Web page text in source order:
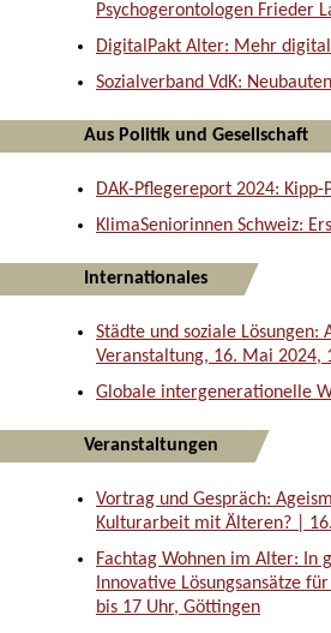
Psychogerontologen Frieder
DigitalPakt Alter: Mehr
Sozialverband VdK:
Aus Politik und Gesellschaft
DAK-Pflegereport 2024:
KlimaSeniorinnen Schweiz:
Internationales
Städte und soziale
Veranstaltung, 16. Mai 2024,
Globale intergenerationelle
Veranstaltungen
Vortrag und Gespräch:
Kulturarbeit mit Älteren? |
Fachtag Wohnen im Alter: In
Innovative Lösungsansätze
bis 17 Uhr, Göttingen